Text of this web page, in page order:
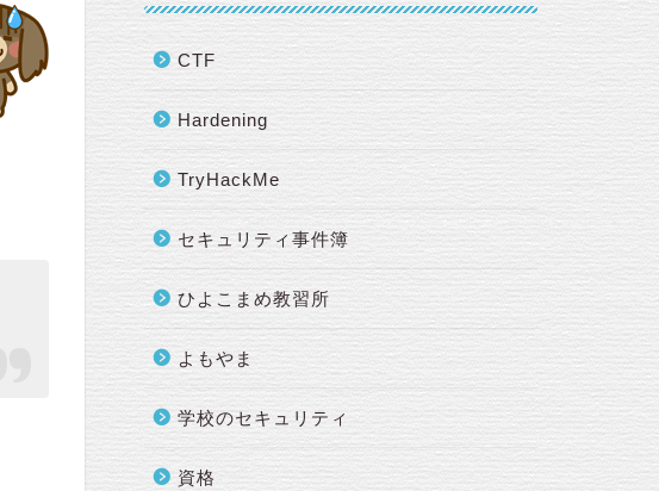
CTF
Hardening
TryHackMe
セキュリティ事件簿
ひよこまめ教習所
よもやま
学校のセキュリティ
資格